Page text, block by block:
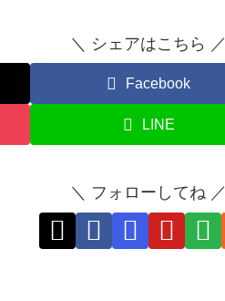
＼ シェアはこちら ／
Facebook
LINE
＼ フォローしてね ／